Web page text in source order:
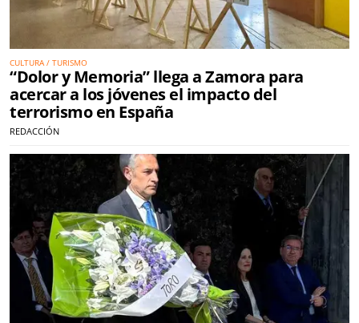
CULTURA / TURISMO
“Dolor y Memoria” llega a Zamora para
acercar a los jóvenes el impacto del
terrorismo en España
REDACCIÓN